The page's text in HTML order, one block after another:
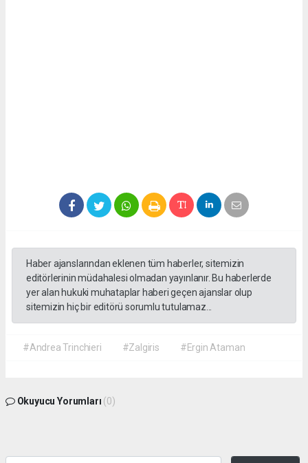
Haber ajanslarından eklenen tüm haberler, sitemizin
editörlerinin müdahalesi olmadan yayınlanır. Bu haberlerde
yer alan hukuki muhataplar haberi geçen ajanslar olup
sitemizin hiç bir editörü sorumlu tutulamaz...
#Andrea Trinchieri #Zalgiris #Ergin Ataman
Okuyucu Yorumları (0)